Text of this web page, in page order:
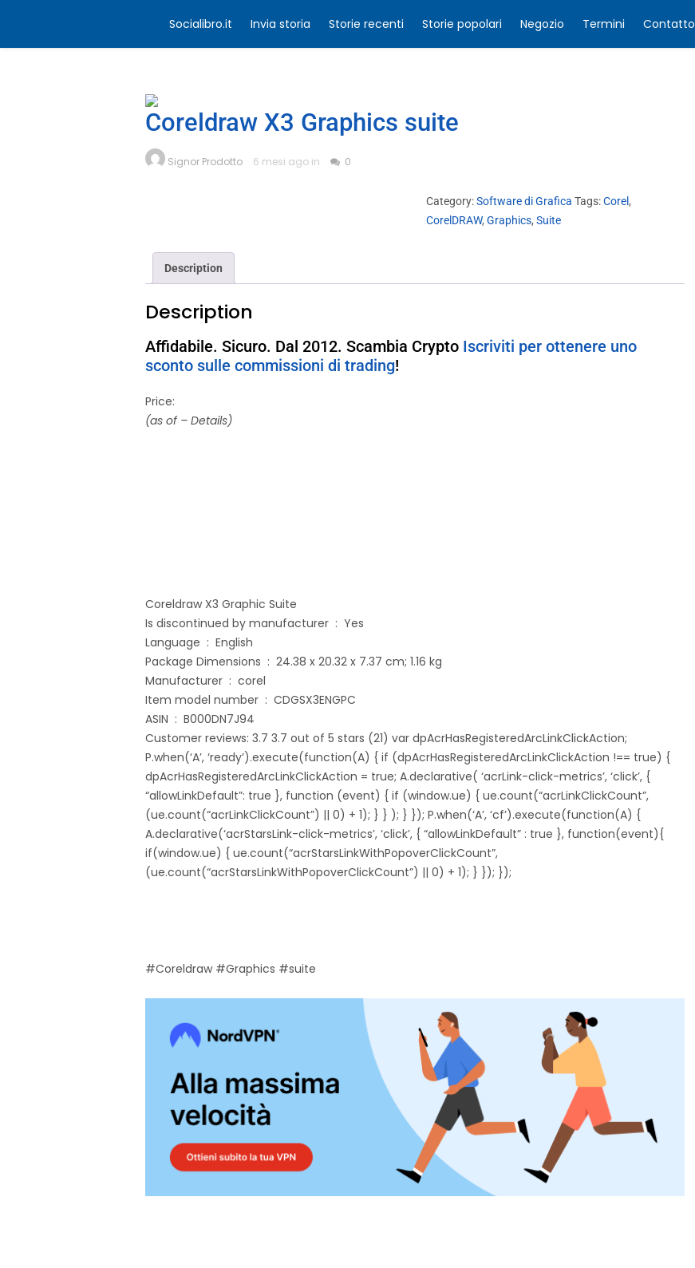
Socialibro.it Invia storia Storie recenti Storie popolari Negozio Termini Contatto
Coreldraw X3 Graphics suite
Signor Prodotto 6 mesi ago in 0
Category:Software di Grafica Tags:Corel ,
CorelDRAW, Graphics, Suite
Description
Description
Affidabile. Sicuro. Dal 2012. Scambia Crypto Iscriviti per ottenere uno
sconto sulle commissioni di trading!
Price:
(as of – Details)
Coreldraw X3 Graphic Suite
Is discontinued by manufacturer ‏ : ‎ Yes
Language ‏ : ‎ English
Package Dimensions ‏ : ‎ 24.38 x 20.32 x 7.37 cm; 1.16 kg
Manufacturer ‏ : ‎ corel
Item model number ‏ : ‎ CDGSX3ENGPC
ASIN ‏ : ‎ B000DN7J94
Customer reviews: 3.7 3.7 out of 5 stars (21) var dpAcrHasRegisteredArcLinkClickAction;
P.when(‘A’, ‘ready’).execute(function(A) { if (dpAcrHasRegisteredArcLinkClickAction !== true) {
dpAcrHasRegisteredArcLinkClickAction = true; A.declarative( ‘acrLink-click-metrics’, ‘click’, {
“allowLinkDefault”: true }, function (event) { if (window.ue) { ue.count(“acrLinkClickCount”,
(ue.count(“acrLinkClickCount”) || 0) + 1); } } ); } }); P.when(‘A’, ‘cf’).execute(function(A) {
A.declarative(‘acrStarsLink-click-metrics’, ‘click’, { “allowLinkDefault” : true }, function(event){
if(window.ue) { ue.count(“acrStarsLinkWithPopoverClickCount”,
(ue.count(“acrStarsLinkWithPopoverClickCount”) || 0) + 1); } }); });
#Coreldraw #Graphics #suite